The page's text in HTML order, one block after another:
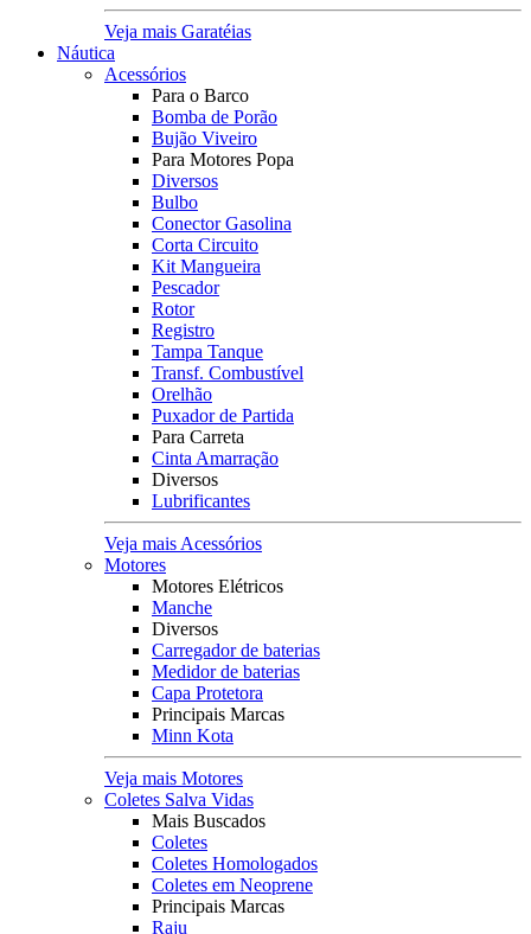
Veja mais Garatéias
Náutica
Acessórios
Para o Barco
Bomba de Porão
Bujão Viveiro
Para Motores Popa
Diversos
Bulbo
Conector Gasolina
Corta Circuito
Kit Mangueira
Pescador
Rotor
Registro
Tampa Tanque
Transf. Combustível
Orelhão
Puxador de Partida
Para Carreta
Cinta Amarração
Diversos
Lubrificantes
Veja mais Acessórios
Motores
Motores Elétricos
Manche
Diversos
Carregador de baterias
Medidor de baterias
Capa Protetora
Principais Marcas
Minn Kota
Veja mais Motores
Coletes Salva Vidas
Mais Buscados
Coletes
Coletes Homologados
Coletes em Neoprene
Principais Marcas
Raju